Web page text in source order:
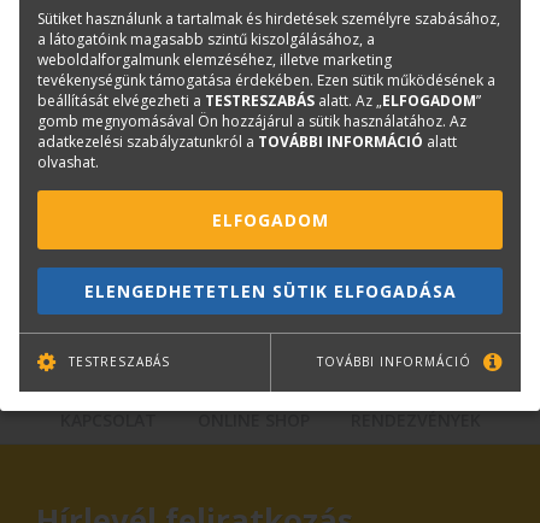
Kategóriák
Mérnöki, CAD papírok
50 méteres, 80 grammos
Cikkszám:
CAD_SUP-0007
Márka:
TERC
Kérdése van?
Plotter értékesítés
Központi elérhetőségek
lfp@terc.hu
Sütiket használunk a tartalmak és hirdetések személyre szabásához,
a látogatóink magasabb szintű kiszolgálásához, a
weboldalforgalmunk elemzéséhez, illetve marketing
tevékenységünk támogatása érdekében. Ezen sütik működésének a
beállítását elvégezheti a TESTRESZABÁS alatt. Az „ELFOGADOM”
gomb megnyomásával Ön hozzájárul a sütik használatához. Az
adatkezelési szabályzatunkról a TOVÁBBI INFORMÁCIÓ alatt
olvashat.
ELFOGADOM
ELENGEDHETETLEN SÜTIK ELFOGADÁSA
TESTRESZABÁS TOVÁBBI INFORMÁCIÓ